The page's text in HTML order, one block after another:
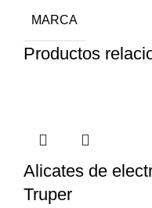
MARCA
Productos
Alicates de
Truper